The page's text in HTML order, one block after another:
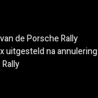
de Porsche Rally
uitgesteld na annulering